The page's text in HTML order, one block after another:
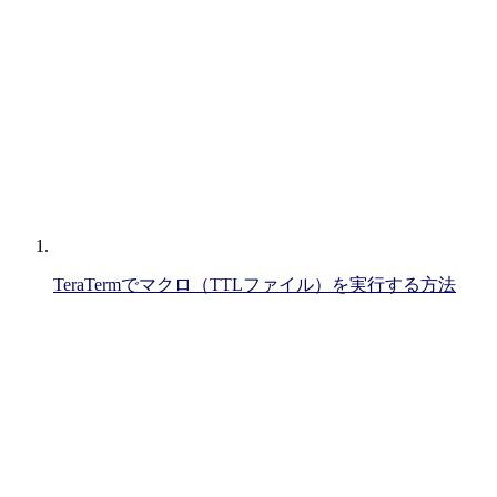
TeraTermでマクロ（TTLファイル）を実行する方法